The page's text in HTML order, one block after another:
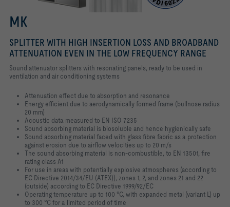
MK
SPLITTER WITH HIGH INSERTION LOSS AND BROADBAND
ATTENUATION EVEN IN THE LOW FREQUENCY RANGE
Sound attenuator splitters with resonating panels, ready to be used in
ventilation and air conditioning systems
Attenuation effect due to absorption and resonance
Energy efficient due to aerodynamically formed frame (bullnose radius
20 mm)
Acoustic data measured to EN ISO 7235
Sound absorbing material is biosoluble and hence hygienically safe
Sound absorbing material faced with glass fibre fabric as a protection
against erosion due to airflow velocities up to 20 m/s
The sound absorbing material is non-combustible, to EN 13501, fire
rating class A1
For use in areas with potentially explosive atmospheres (according to
EC Directive 2014/34/EU (ATEX)), zones 1, 2, and zones 21 and 22
(outside) according to EC Directive 1999/92/EC
Operating temperature up to 100 °C, with expanded metal (variant L) up
to 300 °C for a limited period of time